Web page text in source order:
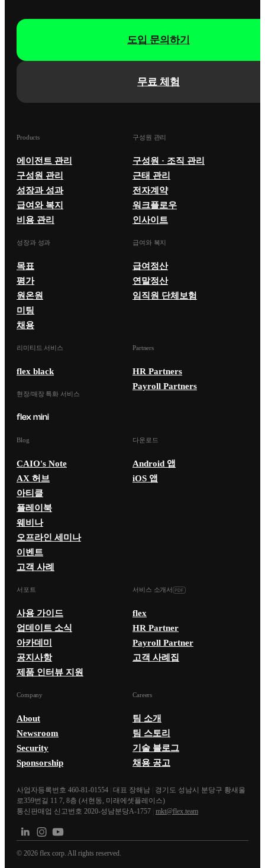
무료 체험
도입 문의하기
Products
에이전트 관리
구성원 관리
성장과 성과
급여와 복지
비용 관리
구성원 관리
구성원 · 조직 관리
근태 관리
전자계약
워크플로우
인사이트
성장과 성과
목표
평가
원온원
미팅
채용
급여와 복지
급여정산
연말정산
임직원 단체보험
리미티드 서비스
flex black
현장/매장 특화 서비스
Partners
HR Partners
Payroll Partners
Blog
CAIO's Note
AX 허브
아티클
플레이북
웨비나
오프라인 세미나
이벤트
고객 사례
다운로드
Android 앱
iOS 앱
서포트
사용 가이드
업데이트 소식
아카데미
공지사항
제품 인터뷰 지원
서비스 소개서
flex
HR Partner
Payroll Partner
고객 사례집
Company
About
Newsroom
Security
Sponsorship
Careers
팀 소개
팀 스토리
기술 블로그
채용 공고
사업자등록번호 460-81-01554 대표 장해남
경기도 성남시 분당구 황새울
로359번길 11 7, 8층 (서현동, 미래에셋플레이스)
통신판매업 신고번호 2020-성남분당A-1757 mkt@flex.team
© 2026 flex corp. All rights reserved.